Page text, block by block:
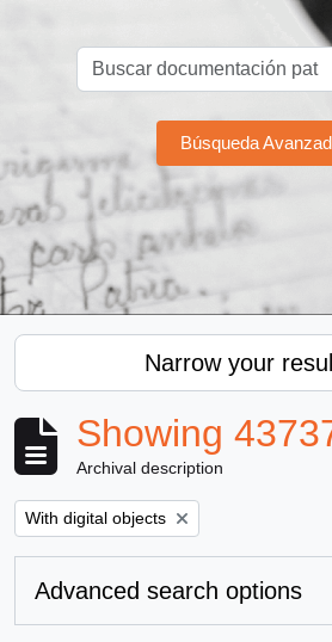
Búsqueda
Narrow your
Showing
Archival description
Remove filter:
With digital objects
Advanced search options